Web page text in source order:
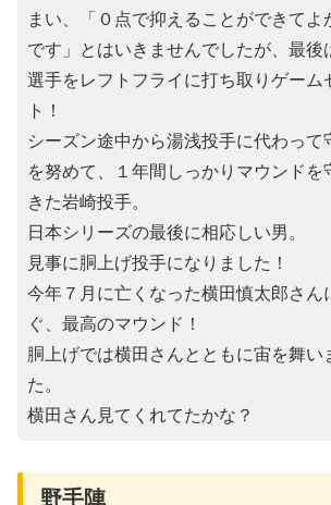
まい、「０点で抑えることができてよ
です」とはいきませんでしたが、最後
選手をレフトフライに打ち取りゲーム
ト！
シーズン途中から湯浅投手に代わって
を努めて、１年間しっかりマウンドを
きた岩崎投手。
日本シリーズの最後に相応しい男。
見事に胴上げ投手になりました！
今年７月に亡くなった横田慎太郎さん
ぐ、最高のマウンド！
胴上げでは横田さんとともに宙を舞い
た。
横田さん見てくれてたかな？
野手陣